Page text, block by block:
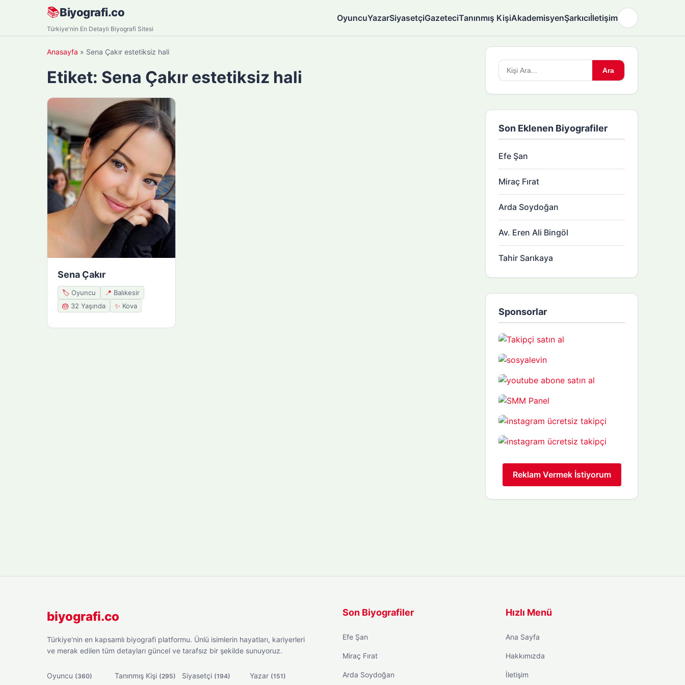
📚Biyografi.co
Türkiye'nin En Detaylı Biyografi Sitesi
OyuncuYazarSiyasetçiGazeteciTanınmış KişiAkademisyenŞarkıcıİletişim
Anasayfa » Sena Çakır estetiksiz hali
Etiket: Sena Çakır estetiksiz hali
Sena Çakır
🏷️ Oyuncu 📍 Balıkesir
🎂 32 Yaşında ✨ Kova
Arama
yapın:
Ara
Son Eklenen Biyografiler
Efe Şan
Miraç Fırat
Arda Soydoğan
Av. Eren Ali Bingöl
Tahir Sarıkaya
Sponsorlar
Reklam Vermek İstiyorum
biyografi.co
Türkiye'nin en kapsamlı biyografi platformu. Ünlü isimlerin hayatları, kariyerleri
ve merak edilen tüm detayları güncel ve tarafsız bir şekilde sunuyoruz.
Oyuncu (360) Tanınmış Kişi (295) Siyasetçi (194) Yazar (151)
Son Biyografiler
Efe Şan
Miraç Fırat
Arda Soydoğan
Hızlı Menü
Ana Sayfa
Hakkımızda
İletişim